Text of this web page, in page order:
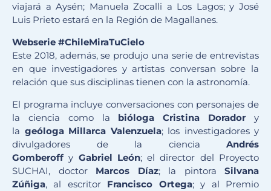
viajará a Aysén; Manuela Zocalli a Los Lagos; y José
Luis Prieto estará en la Región de Magallanes.
Webserie #ChileMiraTuCielo
Este 2018, además, se produjo una serie de entrevistas
en que investigadores y artistas conversan sobre la
relación que sus disciplinas tienen con la astronomía.
El programa incluye conversaciones con personajes de
la ciencia como la bióloga Cristina Dorador y
la geóloga Millarca Valenzuela; los investigadores y
divulgadores de la ciencia Andrés
Gomberoff y Gabriel León; el director del Proyecto
SUCHAI, doctor Marcos Díaz; la pintora Silvana
Zúñiga, al escritor Francisco Ortega; y al Premio